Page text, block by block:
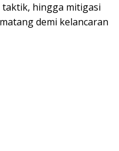
hingga mitigasi
demi kelancaran